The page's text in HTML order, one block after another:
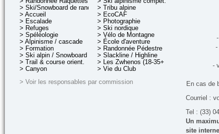
> Ski/Snowboard de rando.
> Accueil
> Escalade
> Refuges
> Spéléologie
> Alpinisme / cascade
> Formation
> Ski alpin / Snowboard
> Trail & course orient.
> Canyon
> Tribu alpine
> EcoCAF
> Photographie
> Ski nordique
> Vélo de Montagne
> École d'aventure
> Randonnée Pédestre
> Slackline / Highline
> Les Zwhenos (18-35+ ans)
> Vie du Club
> Voir les responsables par commission
-
-
En cas de
Courriel :
Tel : (33)
Un
site